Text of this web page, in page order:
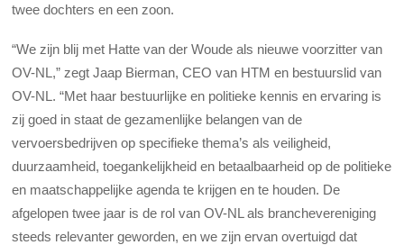
twee dochters en een zoon.
“We zijn blij met Hatte van der Woude als nieuwe voorzitter van
OV-NL,” zegt Jaap Bierman, CEO van HTM en bestuurslid van
OV-NL. “Met haar bestuurlijke en politieke kennis en ervaring is
zij goed in staat de gezamenlijke belangen van de
vervoersbedrijven op specifieke thema’s als veiligheid,
duurzaamheid, toegankelijkheid en betaalbaarheid op de politieke
en maatschappelijke agenda te krijgen en te houden. De
afgelopen twee jaar is de rol van OV-NL als branchevereniging
steeds relevanter geworden, en we zijn ervan overtuigd dat